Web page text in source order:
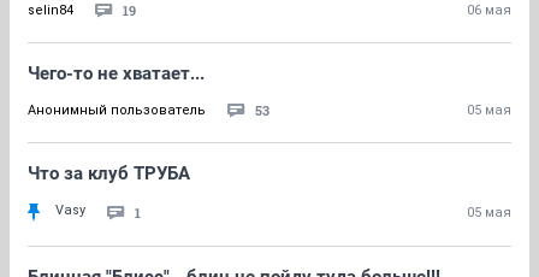
selin84 19 06 мая
Чего-то не хватает...
Анонимный пользователь 53 05 мая
Что за клуб ТРУБА
Vasy 1 05 мая